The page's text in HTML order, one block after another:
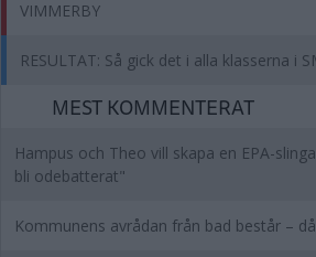
VIMMERBY
RESULTAT: Så gick det i alla klasserna i
MEST KOMMENTERAT
Hampus och Theo vill skapa en EPA-
bli odebatterat"
Kommunens avrådan från bad består –